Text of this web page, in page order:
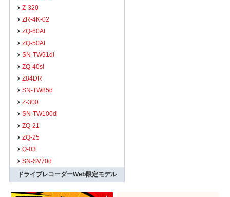
Z-320
ZR-4K-02
ZQ-60AI
ZQ-50AI
SN-TW91di
ZQ-40si
Z84DR
SN-TW85d
Z-300
SN-TW100di
ZQ-21
ZQ-25
Q-03
SN-SV70d
ドライブレコーダーWeb限定モデル